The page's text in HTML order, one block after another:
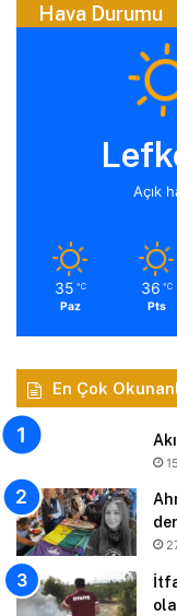
Hava Durumu
Açık
35 ℃
Paz
36 ℃
Pts
En Çok